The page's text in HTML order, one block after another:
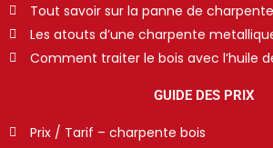
Tout savoir sur la panne de charpente
Les atouts d’une charpente
Comment traiter le bois avec l’huile
GUIDE DES PRIX
Prix / Tarif – charpente bois